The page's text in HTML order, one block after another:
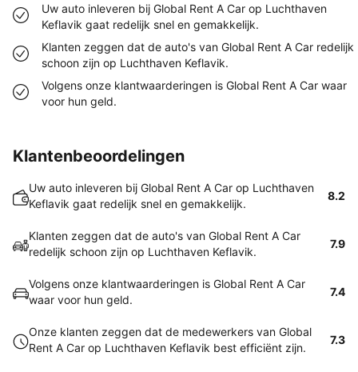
Uw auto inleveren bij Global Rent A Car op Luchthaven
Keflavik gaat redelijk snel en gemakkelijk.
Klanten zeggen dat de auto's van Global Rent A Car redelijk
schoon zijn op Luchthaven Keflavik.
Volgens onze klantwaarderingen is Global Rent A Car waar
voor hun geld.
Klantenbeoordelingen
Uw auto inleveren bij Global Rent A Car op Luchthaven
Keflavik gaat redelijk snel en gemakkelijk.
8.2
Klanten zeggen dat de auto's van Global Rent A Car
redelijk schoon zijn op Luchthaven Keflavik.
7.9
Volgens onze klantwaarderingen is Global Rent A Car
waar voor hun geld.
7.4
Onze klanten zeggen dat de medewerkers van Global
Rent A Car op Luchthaven Keflavik best efficiënt zijn.
7.3